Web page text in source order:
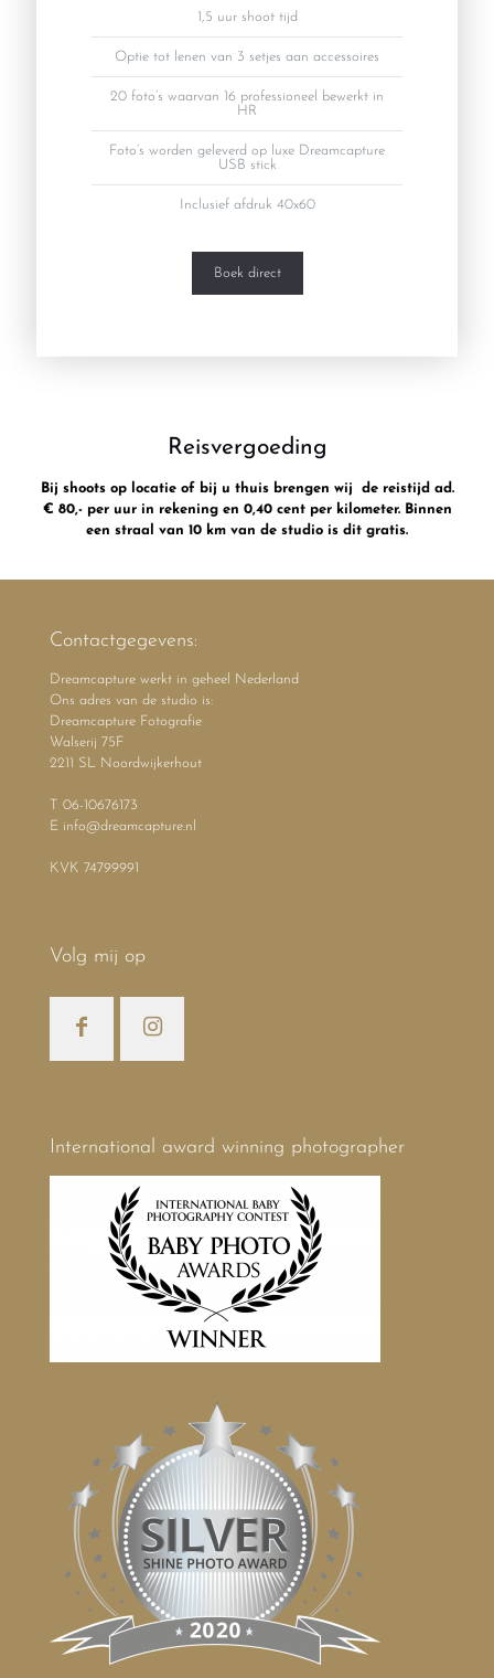
1,5 uur shoot tijd
Optie tot lenen van 3 setjes aan accessoires
20 foto’s waarvan 16 professioneel bewerkt in
HR
Foto’s worden geleverd op luxe Dreamcapture
USB stick
Inclusief afdruk 40x60
Boek direct
Reisvergoeding
Bij shoots op locatie of bij u thuis brengen wij de reistijd ad.
€ 80,- per uur in rekening en 0,40 cent per kilometer. Binnen
een straal van 10 km van de studio is dit gratis.
Contactgegevens:
Dreamcapture werkt in geheel Nederland
Ons adres van de studio is:
Dreamcapture Fotografie
Walserij 75F
2211 SL Noordwijkerhout
T 06-10676173
E info@dreamcapture.nl
KVK 74799991
Volg mij op
International award winning photographer